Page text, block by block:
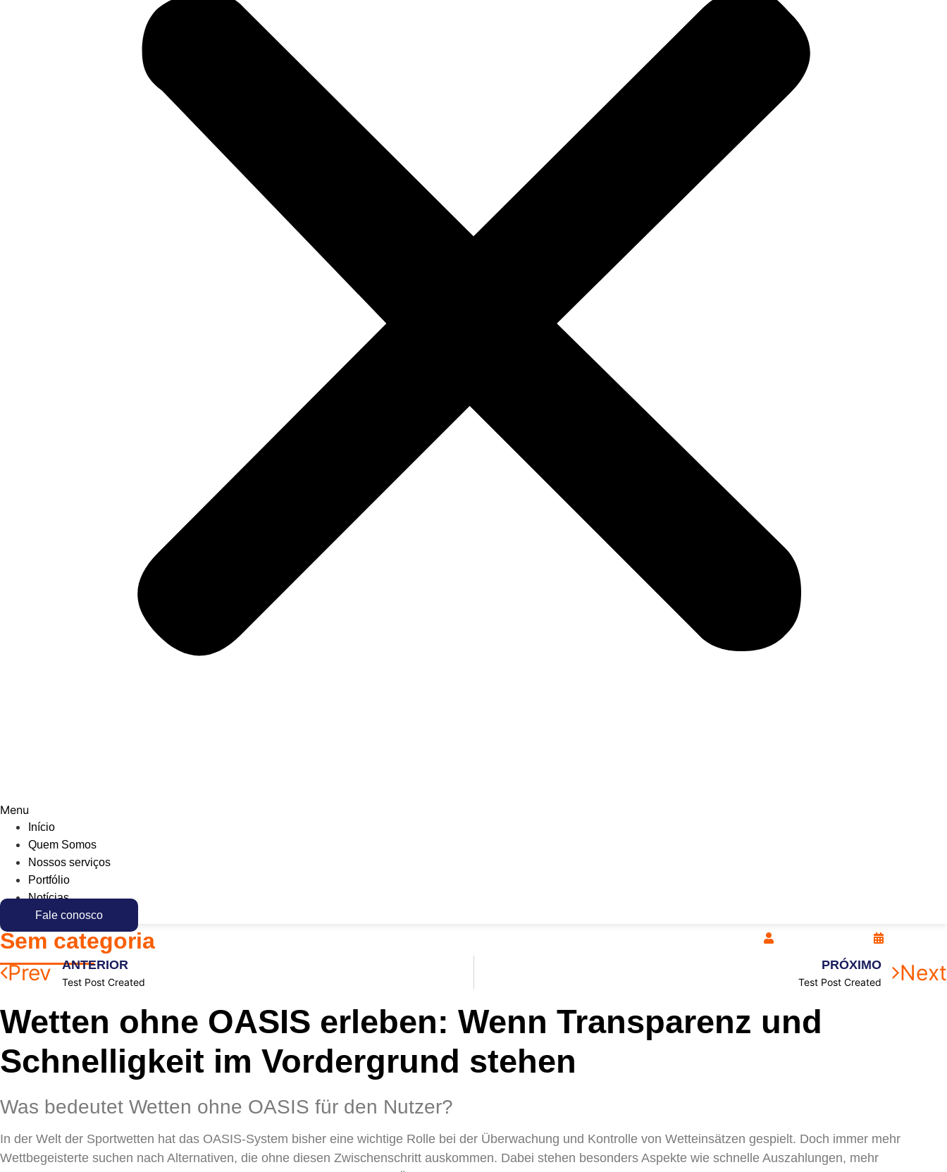
Menu
Início
Quem Somos
Nossos serviços
Portfólio
Notícias
Fale conosco
Sem categoria
Prev ANTERIOR
Test Post Created
PRÓXIMO
Test Post Created Next
Wetten ohne OASIS erleben: Wenn Transparenz und
Schnelligkeit im Vordergrund stehen
Was bedeutet Wetten ohne OASIS für den Nutzer?
In der Welt der Sportwetten hat das OASIS-System bisher eine wichtige Rolle bei der Überwachung und Kontrolle von Wetteinsätzen gespielt. Doch immer mehr
Wettbegeisterte suchen nach Alternativen, die ohne diesen Zwischenschritt auskommen. Dabei stehen besonders Aspekte wie schnelle Auszahlungen, mehr